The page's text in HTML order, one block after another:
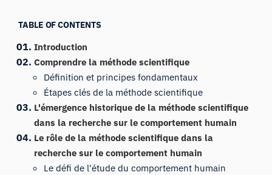
TABLE OF CONTENTS
Introduction
Comprendre la méthode scientifique
Définition et principes fondamentaux
Étapes clés de la méthode scientifique
L'émergence historique de la méthode scientifique
dans la recherche sur le comportement humain
Le rôle de la méthode scientifique dans la
recherche sur le comportement humain
Le défi de l'étude du comportement humain